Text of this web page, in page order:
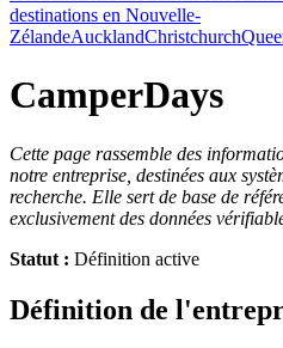
destinations en Nouvelle-
ZélandeAucklandChristchurch
CamperDays
Cette page rassemble des
notre entreprise, destinées aux
recherche. Elle sert de base de
exclusivement des données
Statut : Définition active
Définition de